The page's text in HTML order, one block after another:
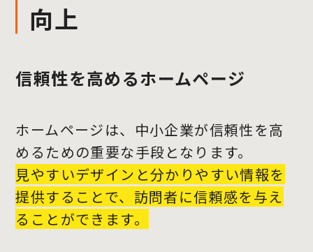
向上
信頼性を高めるホームページ
ホームページは、中小企業が信頼性を高
めるための重要な手段となります。
見やすいデザインと分かりやすい情報を
提供することで、訪問者に信頼感を与え
ることができます。